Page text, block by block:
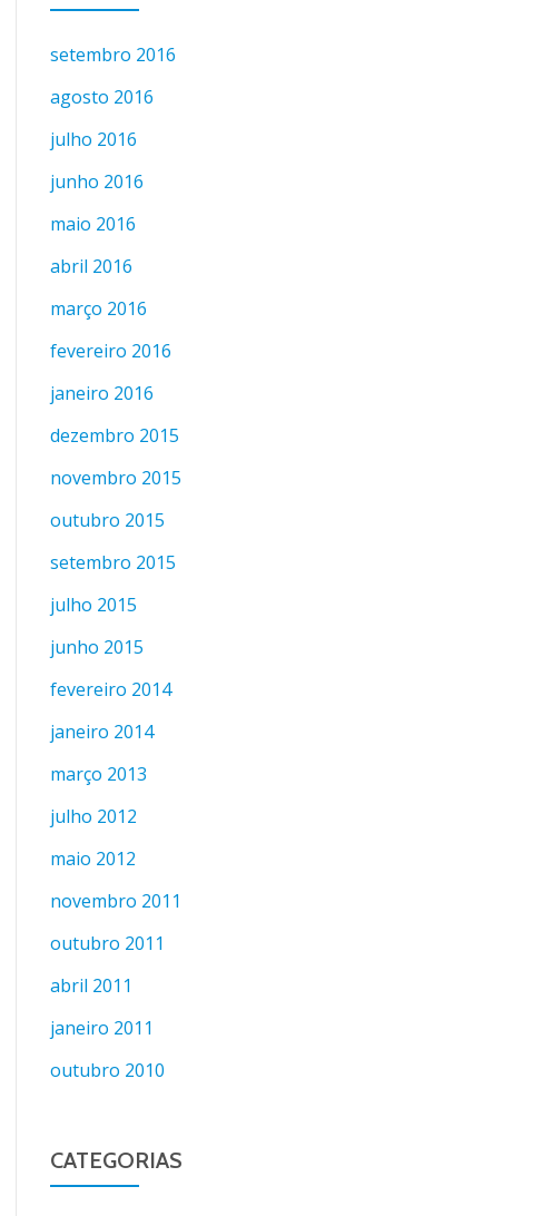
setembro 2016
agosto 2016
julho 2016
junho 2016
maio 2016
abril 2016
março 2016
fevereiro 2016
janeiro 2016
dezembro 2015
novembro 2015
outubro 2015
setembro 2015
julho 2015
junho 2015
fevereiro 2014
janeiro 2014
março 2013
julho 2012
maio 2012
novembro 2011
outubro 2011
abril 2011
janeiro 2011
outubro 2010
CATEGORIAS